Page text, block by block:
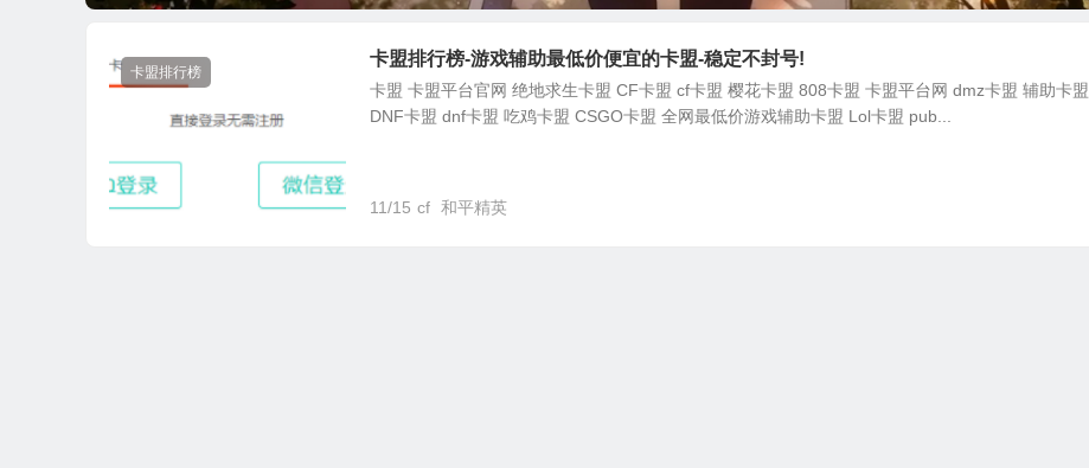
卡盟排行榜
卡盟排行榜-游戏辅助最低价便宜的卡盟-稳定不封号!
卡盟 卡盟平台官网 绝地求生卡盟 CF卡盟 cf卡盟 樱花卡盟 808卡盟 卡盟平台网 dmz卡盟 辅助卡盟
DNF卡盟 dnf卡盟 吃鸡卡盟 CSGO卡盟 全网最低价游戏辅助卡盟 Lol卡盟 pub...
11/15 cf 和平精英